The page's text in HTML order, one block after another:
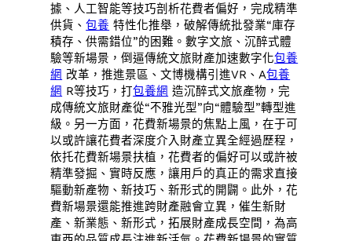
據、人工智能等技巧剖析花費者偏好，完成精準
供貨、包養 特性化推舉，破解傳統批發業“庫存
積存、供需錯位”的困難。數字文旅、沉醉式體
驗等新場景，倒逼傳統文旅財產加速數字化包養
網 改革，推進景區、文博機構引進VR、A包養
網 R等技巧，打包養網 造沉醉式文旅產物，完
成傳統文旅財產從“不雅光型”向“體驗型”轉型進
級。另一方面，花費新場景的焦點上風，在于可
以或許讓花費者深度介入財產立異全經過歷程，
依托花費新場景扶植，花費者的偏好可以或許被
精準發掘、實時反應，讓用戶的真正的需求直接
驅動新產物、新技巧、新形式的開闢。此外，花
費新場景還能推進跨財產融會立異，催生新財
產、新業態、新形式，拓展財產成長空間，為高